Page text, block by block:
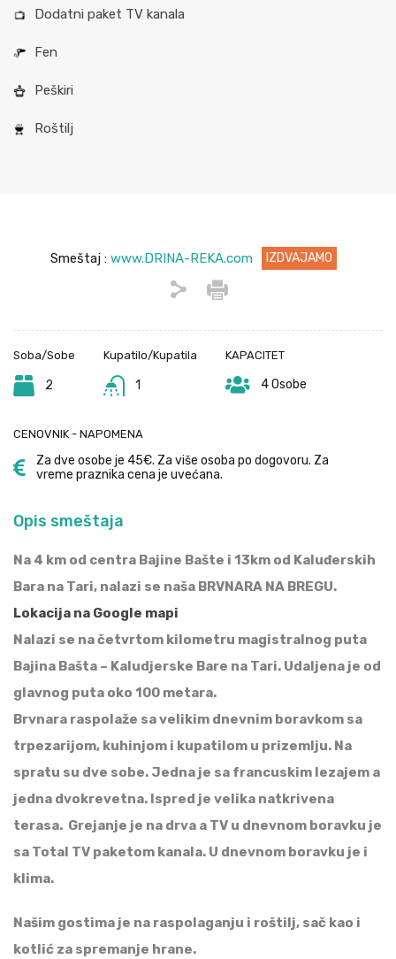
Dodatni paket TV kanala
Fen
Peškiri
Roštilj
Smeštaj : www.DRINA-REKA.com IZDVAJAMO
Soba/Sobe
2
Kupatilo/Kupatila
1
KAPACITET
4 Osobe
CENOVNIK - NAPOMENA
Za dve osobe je 45€. Za više osoba po dogovoru. Za
vreme praznika cena je uvećana.
Opis smeštaja
Na 4 km od centra Bajine Bašte i 13km od Kaluđerskih
Bara na Tari, nalazi se naša BRVNARA NA BREGU.
Lokacija na Google mapi
Nalazi se na četvrtom kilometru magistralnog puta
Bajina Bašta – Kaludjerske Bare na Tari. Udaljena je od
glavnog puta oko 100 metara.
Brvnara raspolaže sa velikim dnevnim boravkom sa
trpezarijom, kuhinjom i kupatilom u prizemlju. Na
spratu su dve sobe. Jedna je sa francuskim lezajem a
jedna dvokrevetna. Ispred je velika natkrivena
terasa. Grejanje je na drva a TV u dnevnom boravku je
sa Total TV paketom kanala. U dnevnom boravku je i
klima.
Našim gostima je na raspolaganju i roštilj, sač kao i
kotlić za spremanje hrane.